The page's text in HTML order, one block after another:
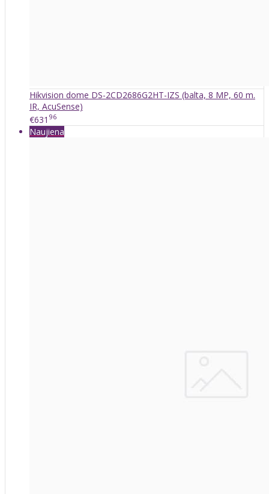
Hikvision dome DS-2CD2686G2HT-IZS (balta, 8 MP, 60 m.
IR, AcuSense)
€631 96
Naujiena